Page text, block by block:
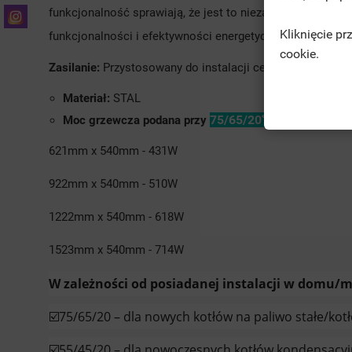
funkcjonalność sprawiają, że jest to niezastąpiony
funkcjonalności i efektywności energetycznej, to
Zasilanie: Przystosowany do instalacji centralnego
Materiał: STAL
Moc grzewcza podana przy 75/65/20℃
621mm x 540mm - 431W
922mm x 540mm - 510W
1222mm x 540mm - 618W
1523mm x 540mm - 714W
W zależności od posiadanej instalacji w domu/
☑️75/65/20 – dla nowych kotłów na paliwo stałe/
Kliknięcie
cookie.